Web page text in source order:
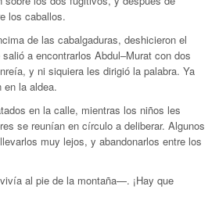
los caballos.
de las cabalgaduras, deshicieron el
a encontrarlos Abdul–Murat con dos
y ni siquiera les dirigió la palabra. Ya
en la aldea.
en la calle, mientras los niños les
se reunían en círculo a deliberar. Algunos
muy lejos, y abandonarlos entre los
al pie de la montaña—. ¡Hay que